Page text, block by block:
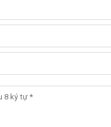
đặt theo số lượng lớn :